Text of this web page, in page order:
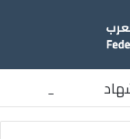
وسط قطاع غزة